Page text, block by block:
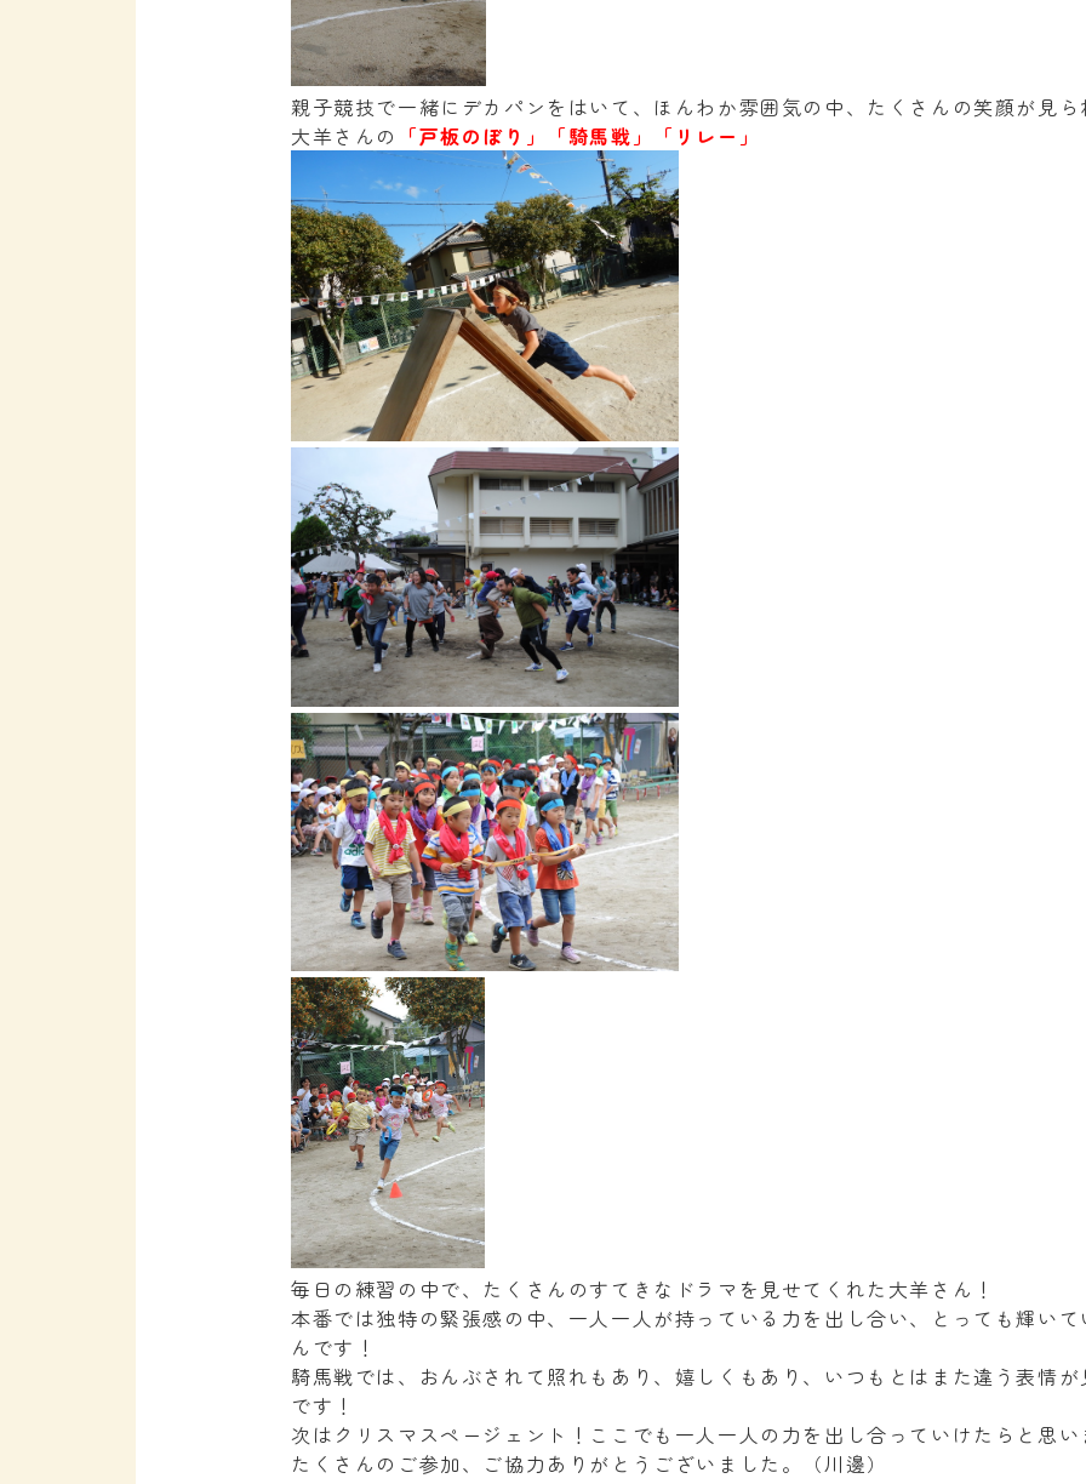
親子競技で一緒にデカパンをはいて、ほんわか雰囲気の中、たくさんの笑顔が見ら
大羊さんの 「戸板のぼり」「騎馬戦」「リレー」
毎日の練習の中で、たくさんのすてきなドラマを見せてくれた大羊さん！
本番では独特の緊張感の中、一人一人が持っている力を出し合い、とっても輝い
んです！
騎馬戦では、おんぶされて照れもあり、嬉しくもあり、いつもとはまた違う表情
です！
次はクリスマスページェント！ここでも一人一人の力を出し合っていけたらと思い
たくさんのご参加、ご協力ありがとうございました。（川邊）